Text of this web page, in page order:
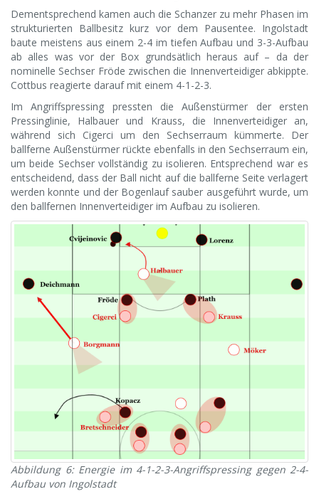
Dementsprechend kamen auch die Schanzer zu mehr Phasen im
strukturierten Ballbesitz kurz vor dem Pausentee. Ingolstadt
baute meistens aus einem 2-4 im tiefen Aufbau und 3-3-Aufbau
ab alles was vor der Box grundsätlich heraus auf – da der
nominelle Sechser Fröde zwischen die Innenverteidiger abkippte.
Cottbus reagierte darauf mit einem 4-1-2-3.
Im Angriffspressing pressten die Außenstürmer der ersten
Pressinglinie, Halbauer und Krauss, die Innenverteidiger an,
während sich Cigerci um den Sechserraum kümmerte. Der
ballferne Außenstürmer rückte ebenfalls in den Sechserraum ein,
um beide Sechser vollständig zu isolieren. Entsprechend war es
entscheidend, dass der Ball nicht auf die ballferne Seite verlagert
werden konnte und der Bogenlauf sauber ausgeführt wurde, um
den ballfernen Innenverteidiger im Aufbau zu isolieren.
Abbildung 6: Energie im 4-1-2-3-Angriffspressing gegen 2-4-
Aufbau von Ingolstadt